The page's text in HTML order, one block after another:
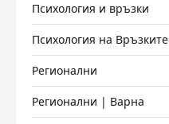
Психология и връзки
Психология на Връзките
Регионални
Регионални | Варна